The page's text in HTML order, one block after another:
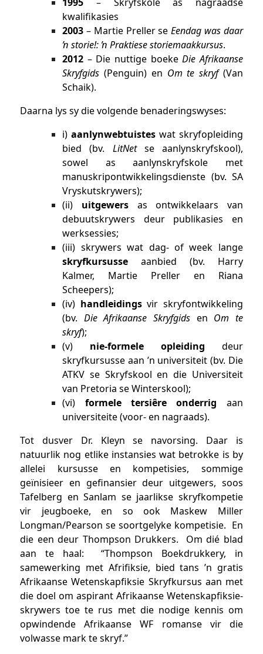
kwalifikasies
2003 – Martie Preller seEendag was daar
ŉ storie!: ŉ Praktiese storiemaakkursus.
2012 – Die nuttige boekeDie Afrikaanse
Skryfgids (Penguin) en Om te skryf (Van
Schaik).
Daarna lys sy die volgende benaderingswyses:
i)aanlynwebtuistes wat skryfopleiding
bied (bv. LitNetse aanlynskryfskool),
sowel as aanlynskryfskole met
manuskripontwikkelingsdienste (bv. SA
Vryskutskrywers);
(ii) uitgewersas ontwikkelaars van
debuutskrywers deur publikasies en
werksessies;
(iii) skrywers wat dag- of week lange
skryfkursusse aanbied (bv. Harry
Kalmer, Martie Preller en Riana
Scheepers);
(iv) handleidingsvir skryfontwikkeling
(bv. Die Afrikaanse Skryfgids en Om te
skryf);
(v) nie-formele opleiding deur
skryfkursusse aan ’n universiteit (bv. Die
ATKV se Skryfskool en die Universiteit
van Pretoria se Winterskool);
(vi) formele tersiêre onderrig aan
universiteite (voor- en nagraads).
Tot dusver Dr. Kleyn se navorsing. Daar is
natuurlik nog etlike instansies wat betrokke is by
allelei kursusse en kompetisies, sommige
geïnisieer en gefinansier deur uitgewers, soos
Tafelberg en Sanlam se jaarlikse skryfkompetie
vir jeugboeke, en so ook Maskew Miller
Longman/Pearson se soortgelyke kompetisie. En
die een deur Thompson Drukkers. Om dié blad
aan te haal: “Thompson Boekdrukkery, in
samewerking met Afrifiksie, bied tans ’n gratis
Afrikaanse Wetenskapfiksie Skryfkursus aan met
die doel om aspirant Afrikaanse Wetenskapfiksie-
skrywers toe te rus met die nodige kennis om
opwindende Afrikaanse WF romanse vir die
volwasse mark te skryf.”